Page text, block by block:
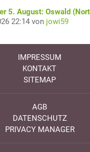
5. August: Oswald
22:14 von jowi59
IMPRESSUM
KONTAKT
SITEMAP
AGB
DATENSCHUTZ
PRIVACY MANAGER